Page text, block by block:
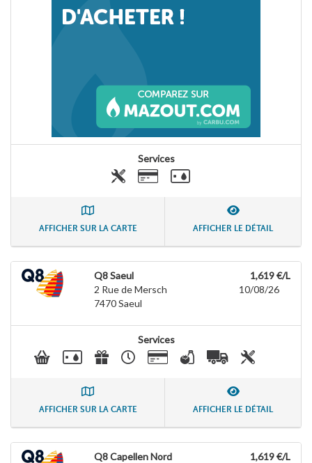
Services
AFFICHER SUR LA CARTE AFFICHER LE DÉTAIL
Q8 Saeul
2 Rue de Mersch
7470Saeul
1,619 €/L
10/08/26
Services
AFFICHER SUR LA CARTE AFFICHER LE DÉTAIL
Q8 Capellen Nord
1,619 €/L